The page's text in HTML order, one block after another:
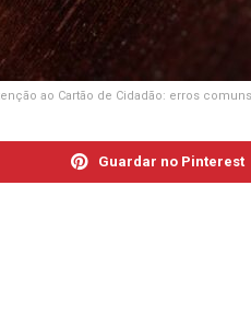
ao Cartão de Cidadão: erros
Guardar no Pinterest